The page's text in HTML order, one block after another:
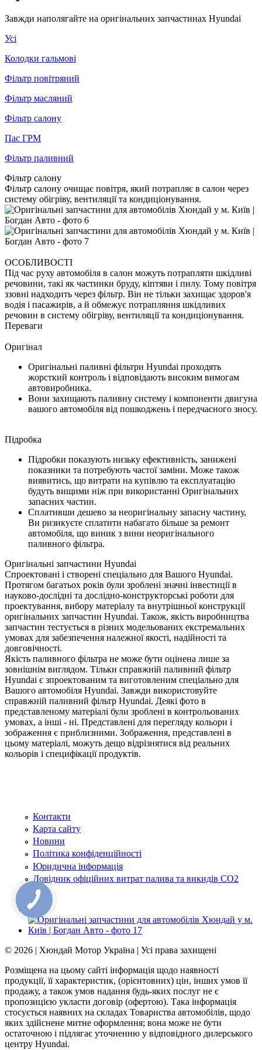
Завжди наполягайте на оригінальних запчастинах Hyundai
Усі
Колодки гальмові
Фільтр повітряний
Фільтр масляний
Фільтр салону
Пас ГРМ
Фільтр паливний
Фільтр салону
Фільтр салону очищає повітря, який потрапляє в салон через
систему обігріву, вентиляції та кондиціонування.
ОСОБЛИВОСТІ
Під час руху автомобіля в салон можуть потрапляти шкідливі
речовини, такі як частинки бруду, кіптяви і пилу. Тому повітря
ззовні надходить через фільтр. Він не тільки захищає здоров'я
водія і пасажирів, а й обмежує потрапляння шкідливих
речовин в систему обігріву, вентиляції та кондиціонування.
Переваги
Оригінал
Оригінальні паливні фільтри Hyundai проходять
жорсткий контроль і відповідають високим вимогам
автовиробника.
Вони захищають паливну систему і компоненти двигуна
вашого автомобіля від пошкоджень і передчасного зносу.
Підробка
Підробки показують низьку ефективність, занижені
показники та потребують частої заміни. Може також
виявитись, що витрати на купівлю та експлуатацію
будуть вищими ніж при використанні Оригінальних
запасних частин.
Сплативши дешево за неоригінальну запасну частину,
Ви ризикуєте сплатити набагато більше за ремонт
автомобіля, що виник з вини неоригінального
паливного фільтра.
Оригінальні запчастини Hyundai
Спроектовані і створені спеціально для Вашого Hyundai.
Протягом багатьох років були зроблені значні інвестиції в
науково-дослідні та дослідно-конструкторські роботи для
проектування, вибору матеріалу та внутрішньої конструкції
оригінальних запчастин Hyundai. Також, якість виробництва
запчастин тестується в різних модельованих екстремальних
умовах для забезпечення належної якості, надійності та
довговічності.
Якість паливного фільтра не може бути оцінена лише за
зовнішнім виглядом. Тільки справжній паливний фільтр
Hyundai є зпроектованим та виготовленим спеціально для
Вашого автомобіля Hyundai. Завжди використовуйте
справжній паливний фільтр Hyundai. Деякі фото в
представленому матеріалі були зроблені в контрольованих
умовах, а інші - ні. Представлені для перегляду кольори і
зображення є приблизними. Зображення, представлені в
цьому матеріалі, можуть дещо відрізнятися від реальних
кольорів і специфікації продуктів.
Контакти
Карта сайту
Новини
Політика конфіденційності
Юридична інформація
Довідник офіційних витрат палива та викидів СО2
© 2026 | Хюндай Мотор Україна | Усі права захищені
Розміщена на цьому сайті інформація щодо наявності
продукції, її характеристик, (орієнтовних) цін, інших умов її
продажу, а також умов надання будь-яких послуг не є
пропозицією укласти договір (офертою). Така інформація
стосується наявних на складах Товариства автомобілів, щодо
яких здійснене митне оформлення; вона може не бути
остаточною і підлягає уточненню у відповідного дилерського
центру Hyundai.
КНОПКА
ЗВ'ЯЗКУ